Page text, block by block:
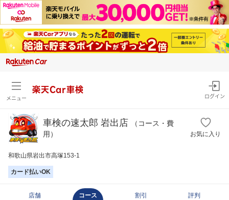
メニュー
楽天Car車検
ログイン
車検の速太郎 岩出店
（コース・費
用）
お気に入り
和歌山県岩出市高塚153-1
カード払いOK
店舗
コース
割引
評判